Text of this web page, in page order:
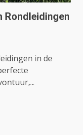
Rondleidingen
in de